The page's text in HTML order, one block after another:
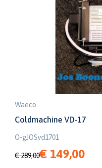
Waeco
Coldmachine VD-17
O-gJOSvd1701
€ 289,00€ 149,00